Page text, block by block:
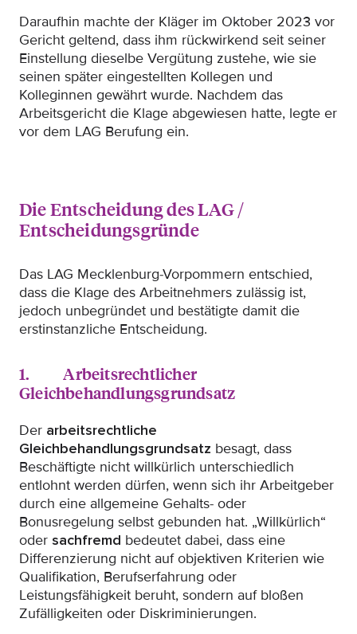
Daraufhin machte der Kläger im Oktober 2023 vor
Gericht geltend, dass ihm rückwirkend seit seiner
Einstellung dieselbe Vergütung zustehe, wie sie
seinen später eingestellten Kollegen und
Kolleginnen gewährt wurde. Nachdem das
Arbeitsgericht die Klage abgewiesen hatte, legte er
vor dem LAG Berufung ein.
Die Entscheidung des LAG /
Entscheidungsgründe
Das LAG Mecklenburg-Vorpommern entschied,
dass die Klage des Arbeitnehmers zulässig ist,
jedoch unbegründet und bestätigte damit die
erstinstanzliche Entscheidung.
1. Arbeitsrechtlicher
Gleichbehandlungsgrundsatz
Der arbeitsrechtliche
Gleichbehandlungsgrundsatz besagt, dass
Beschäftigte nicht willkürlich unterschiedlich
entlohnt werden dürfen, wenn sich ihr Arbeitgeber
durch eine allgemeine Gehalts- oder
Bonusregelung selbst gebunden hat. „Willkürlich“
oder sachfremd bedeutet dabei, dass eine
Differenzierung nicht auf objektiven Kriterien wie
Qualifikation, Berufserfahrung oder
Leistungsfähigkeit beruht, sondern auf bloßen
Zufälligkeiten oder Diskriminierungen.